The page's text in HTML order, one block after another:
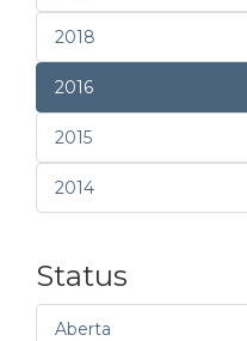
2018
2016
2015
2014
Status
Aberta